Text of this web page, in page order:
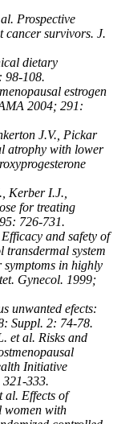
Prospective
cancer survivors. J.
dietary
98-108.
estrogen
2004; 291:
J.V., Pickar
atrophy with lower
Kerber I.J.,
for treating
726-731.
and safety of
transdermal system
symptoms in highly
Gynecol. 1999;
unwanted efects:
Suppl. 2: 74-78.
et al. Risks and
Initiative
333.
al. Effects of
women with